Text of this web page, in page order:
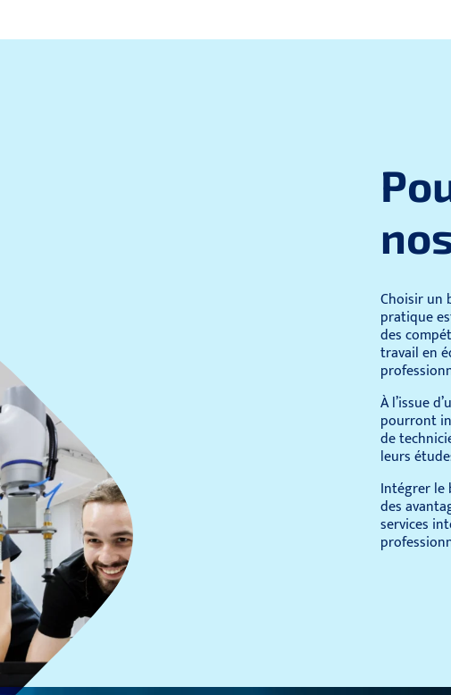
Choisir un
pratique
des
travail en
À l’issue
pourront
de
leurs
Intégrer le
des
services